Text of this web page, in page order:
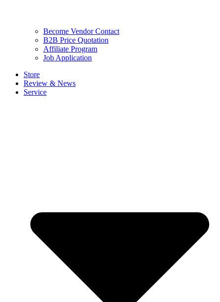
Become Vendor Contact
B2B Price Quotation
Affiliate Program
Job Application
Store
Review & News
Service